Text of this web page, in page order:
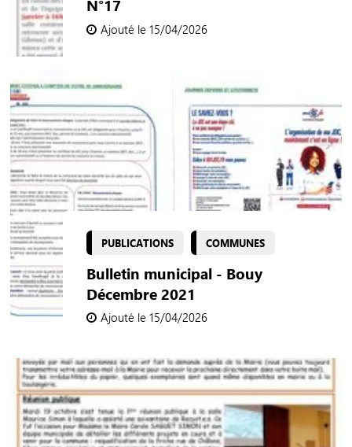
N°17
Ajouté le 15/04/2026
PUBLICATIONS COMMUNES
Bulletin municipal - Bouy
Décembre 2021
Ajouté le 15/04/2026